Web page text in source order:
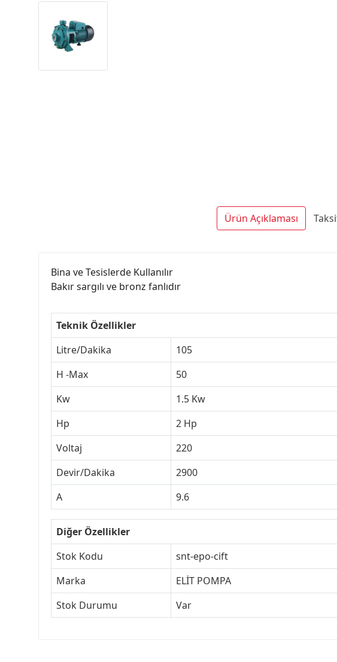
Ürün Açıklaması
Bina ve Tesislerde Kullanılır
Bakır sargılı ve bronz fanlıdır
Teknik Özellikler
Litre/Dakika
105
H -Max
50
Kw
1.5 Kw
Hp
2 Hp
Voltaj
220
Devir/Dakika
2900
A
9.6
Diğer Özellikler
Stok Kodu
snt-epo-cift
Marka
ELİT POMPA
Stok Durumu
Var